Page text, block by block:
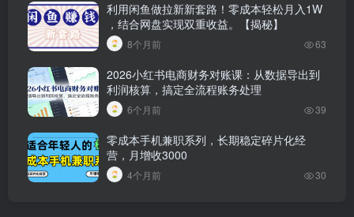
利用闲鱼做拉新新套路！零成本轻松月入1W
，结合网盘实现双重收益。【揭秘】
8个月前 63
2026小红书电商财务对账课：从数据导出到
利润核算，搞定全流程账务处理
6个月前 39
零成本手机兼职系列，长期稳定碎片化经
营，月增收3000
4个月前 30